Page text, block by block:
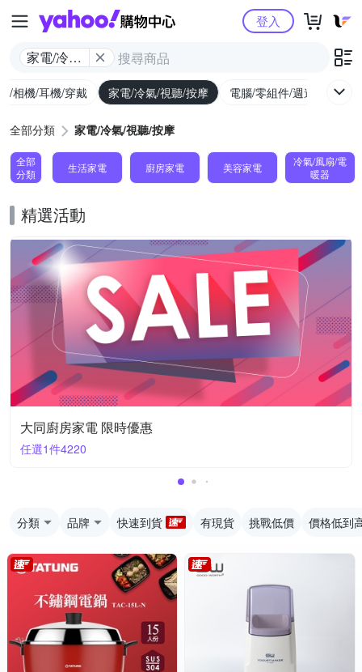
Yahoo購物中心
家電/冷氣/
登入
/相機/耳機/穿戴 家電/冷氣/視聽/按摩 電腦/零組件/週邊/遊戲
全部分類 家電/冷氣/視聽/按摩
全部
分類
生活家電 廚房家電 美容家電
冷氣/風扇/電
暖器
精選活動
大同廚房家電 限時優惠
任選1件4220
分類 品牌 快速到貨 有現貨 挑戰低價 價格低到